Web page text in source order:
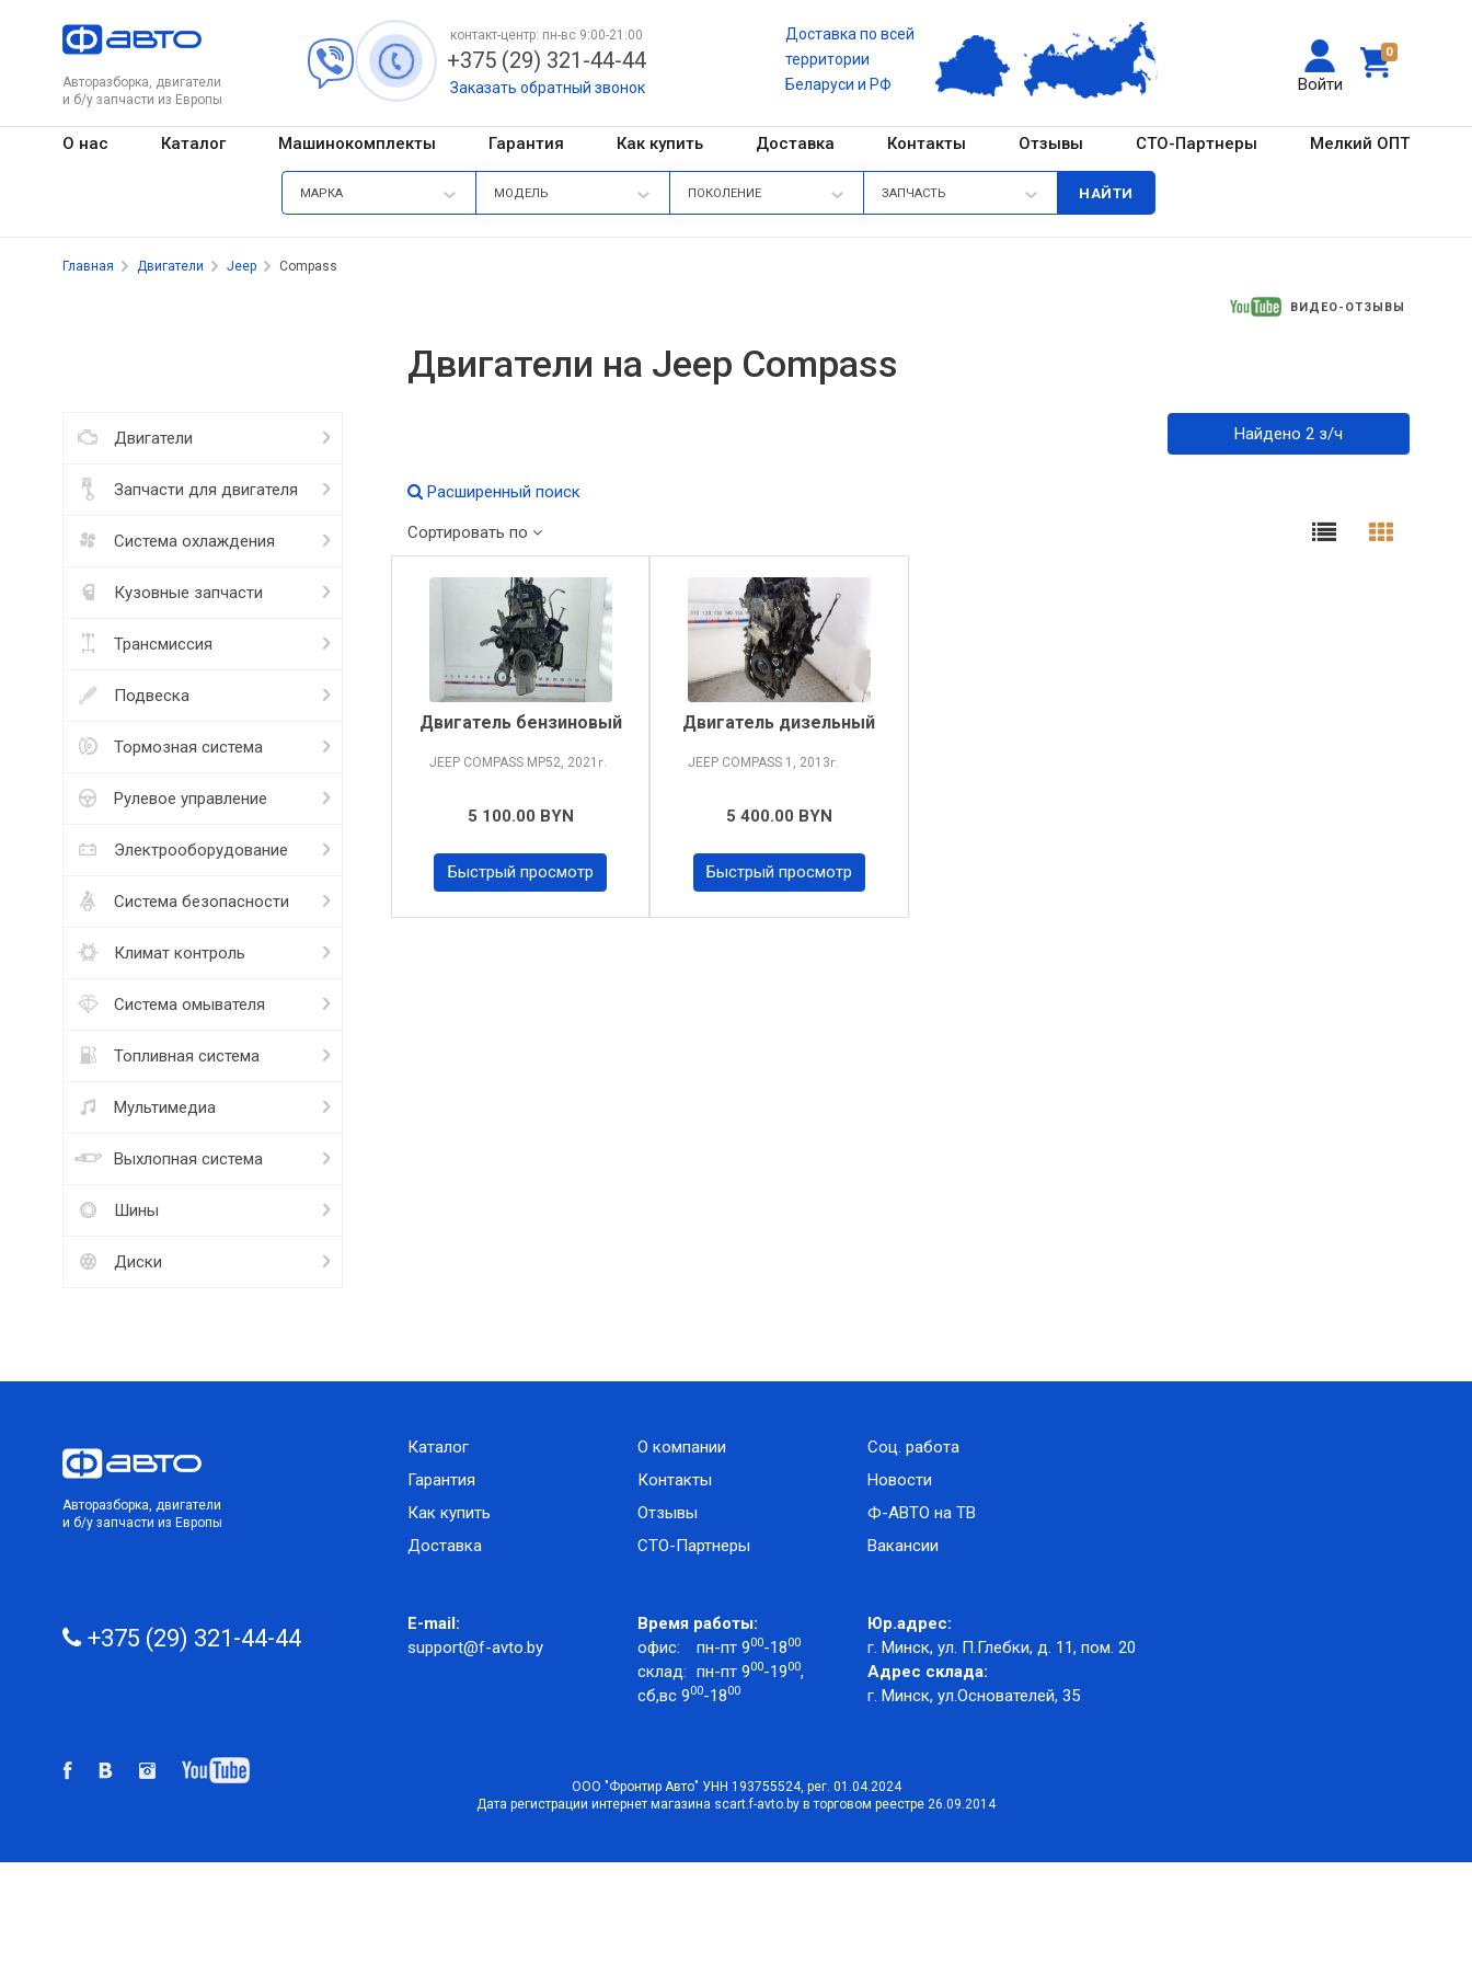
Авторазборка, двигатели
и б/у запчасти из Европы
0
Войти
контакт-центр: пн-вс 9:00-21:00
+375 (29) 321-44-44
Заказать обратный звонок
Доставка по всей
территории
Беларуси и РФ
О нас Каталог Машинокомплекты Гарантия Как купить Доставка Контакты Отзывы СТО-Партнеры Мелкий ОПТ
МАРКА МОДЕЛЬ ПОКОЛЕНИЕ ЗАПЧАСТЬ
Главная Двигатели Jeep Compass
ВИДЕО-ОТЗЫВЫ
Двигатели
Запчасти для двигателя
Система охлаждения
Кузовные запчасти
Трансмиссия
Подвеска
Тормозная система
Рулевое управление
Электрооборудование
Система безопасности
Климат контроль
Система омывателя
Топливная система
Мультимедиа
Выхлопная система
Шины
Диски
Двигатели на Jeep Compass
Найдено 2 з/ч
Расширенный поиск
Сортировать по
Двигатель бензиновый
JEEP COMPASS MP52, 2021 г.
5 100.00 BYN
Быстрый просмотр
Двигатель дизельный
JEEP COMPASS 1, 2013г.
5 400.00 BYN
Быстрый просмотр
Авторазборка, двигатели
и б/у запчасти из Европы
Каталог
Гарантия
Как купить
Доставка
О компании
Контакты
Отзывы
СТО-Партнеры
Соц. работа
Новости
Ф-АВТО на ТВ
Вакансии
+375 (29) 321-44-44
E-mail:
support@f-avto.by
Время работы:
офис:
пн-пт 900-1800
склад: пн-пт 900-1900,
сб,вс 900-1800
Юр.адрес:
г. Минск, ул. П.Глебки, д. 11, пом. 20
Адрес склада:
г. Минск, ул.Основателей, 35
ООО "Фронтир Авто" УНН 193755524, рег. 01.04.2024
Дата регистрации интернет магазина scart.f-avto.by в торговом реестре 26.09.2014